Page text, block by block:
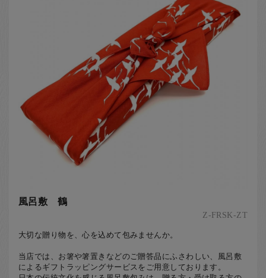
風呂敷 鶴
Z-FRSK-ZT
大切な贈り物を、心を込めて包みませんか。
当店では、お箸や箸置きなどのご贈答品にふさわしい、風呂敷
によるギフトラッピングサービスをご用意しております。